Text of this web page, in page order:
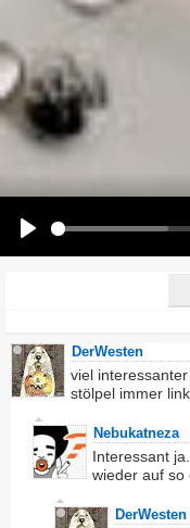
Kommentar:
Ich möchte eine E-Mail,
DerWesten
viel
stölpel immer
Nebukatneza
Interessant
wieder auf so
DerWesten